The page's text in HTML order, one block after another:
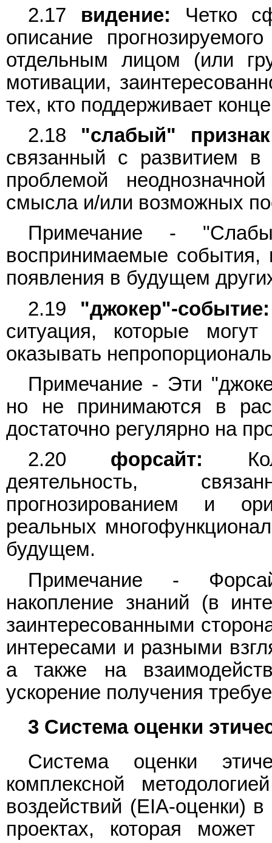
2.17 видение: Четко
описание
отдельным лицом (или
мотивации,
тех, кто поддерживает
2.18 "слабый"
связанный с развитием
проблемой
смысла и/или возможных
Примечание -
воспринимаемые события,
появления в будущем
2.19 "джокер"-событие:
ситуация, которые
оказывать
Примечание - Эти
но не принимаются в
достаточно регулярно на
2.20 форсайт:
деятельность,
прогнозированием и
реальных
будущем.
Примечание -
накопление знаний (в
заинтересованными
интересами и разными
а также на
ускорение получения
3 Система оценки
Система оценки
комплексной
воздействий (EIA-оценки)
проектах, которая